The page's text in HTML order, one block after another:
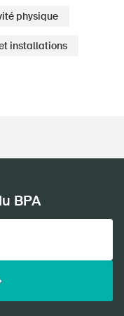
physique
installations
BPA